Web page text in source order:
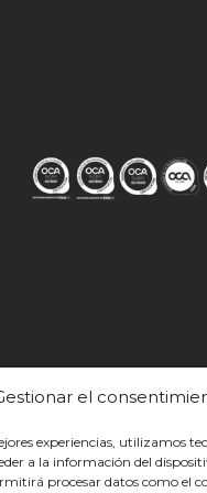
el
experiencias, utilizamos
a la información del
procesar datos como el